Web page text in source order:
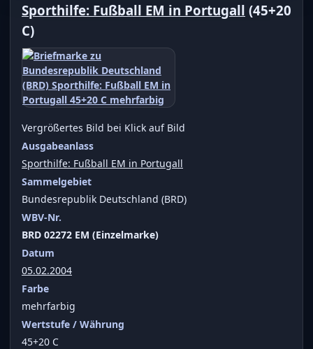
Sporthilfe: Fußball EM in Portugall (45+20
C)
Vergrößertes Bild bei Klick auf Bild
Ausgabeanlass
Sporthilfe: Fußball EM in Portugall
Sammelgebiet
Bundesrepublik Deutschland (BRD)
WBV-Nr.
BRD 02272 EM (Einzelmarke)
Datum
05.02.2004
Farbe
mehrfarbig
Wertstufe / Währung
45+20 C